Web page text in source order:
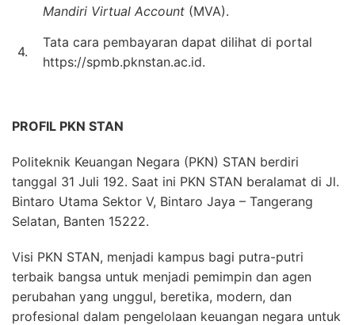
Mandiri Virtual Account (MVA).
4.
Tata cara pembayaran dapat dilihat di portal
https://spmb.pknstan.ac.id.
PROFIL PKN STAN
Politeknik Keuangan Negara (PKN) STAN berdiri
tanggal 31 Juli 192. Saat ini PKN STAN beralamat di Jl.
Bintaro Utama Sektor V, Bintaro Jaya – Tangerang
Selatan, Banten 15222.
Visi PKN STAN, menjadi kampus bagi putra-putri
terbaik bangsa untuk menjadi pemimpin dan agen
perubahan yang unggul, beretika, modern, dan
profesional dalam pengelolaan keuangan negara untuk